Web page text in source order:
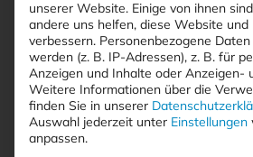
Suchen
Breadcrumb-Navigation
STARTSEITE
PRINTAUSGABEN
TITELTHEMA: ZERO TRUST – …
QUELLEN DER ERKENNTNIS
Inhaltsverzeichnis
unserer Website. Einige von ihnen
andere uns helfen, diese Website und
verbessern. Personenbezogene
werden (z. B. IP-Adressen), z. B. für
Anzeigen und Inhalte oder Anzeigen-
Weitere Informationen über die
finden Sie in unserer
Auswahl jederzeit unter Einstellungen
anpassen.